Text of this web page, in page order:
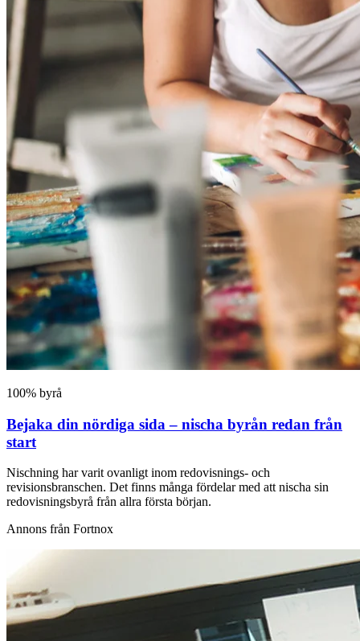
100% byrå
Bejaka din nördiga sida – nischa byrån redan från
start
Nischning har varit ovanligt inom redovisnings- och
revisionsbranschen. Det finns många fördelar med att nischa sin
redovisningsbyrå från allra första början.
Annons från Fortnox